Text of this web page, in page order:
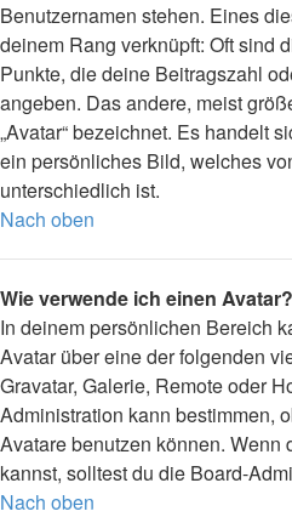
Benutzernamen stehen. Eines
deinem Rang verknüpft: Oft sind
Punkte, die deine Beitragszahl
angeben. Das andere, meist
„Avatar“ bezeichnet. Es handelt
ein persönliches Bild, welches
unterschiedlich ist.
Nach oben
Wie verwende ich einen Avatar?
In deinem persönlichen Bereich
Avatar über eine der folgenden
Gravatar, Galerie, Remote oder
Administration kann bestimmen,
Avatare benutzen können. Wenn
kannst, solltest du die Board-
Nach oben